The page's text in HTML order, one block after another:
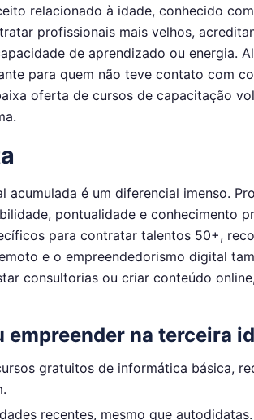
relacionado à idade, conhecido
profissionais mais velhos,
de aprendizado ou energia.
para quem não teve contato com
oferta de cursos de capacitação
é um diferencial imenso.
pontualidade e conhecimento
para contratar talentos 50+,
e o empreendedorismo digital
consultorias ou criar conteúdo
empreender na terceira
gratuitos de informática básica,
recentes, mesmo que autodidatas.